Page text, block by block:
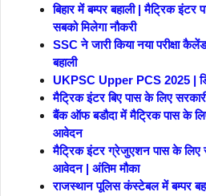
बिहार में बम्पर बहाली | मैट्रिक इंटर
सबको मिलेगा नौकरी
SSC ने जारी किया नया परीक्षा
बहाली
UKPSC Upper PCS 2025 |
मैट्रिक इंटर बिए पास के लिए
बैंक ऑफ बडौदा में मैट्रिक पास के
आवेदन
मैट्रिक इंटर ग्रेजुएशन पास के लिए
आवेदन | अंतिम मौका
राजस्थान पूलिस कंस्टेबल में बम्पर